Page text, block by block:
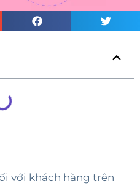
với khách hàng trên